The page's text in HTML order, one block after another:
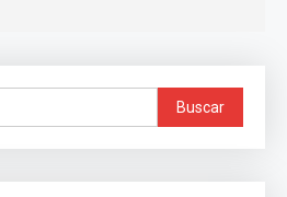
Buscar: